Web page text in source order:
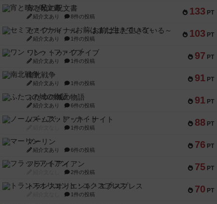
133 PT
宵と暁の呪文書
紹介文あり 8件の投稿
103 PT
セミファイナル ～お前はまだ生きている～
紹介文あり 1件の投稿
97 PT
ワン・トゥ・ファイブ
紹介文あり 1件の投稿
91 PT
南北戦争
紹介文あり 1件の投稿
91 PT
ふたつの城の物語
紹介文あり 6件の投稿
88 PT
ノームズ・アット・ナイト
1件の投稿
76 PT
マーリン
紹介文あり 6件の投稿
75 PT
フラットアイアン
2件の投稿
70 PT
トランスオリエント・エクスプレス
1件の投稿